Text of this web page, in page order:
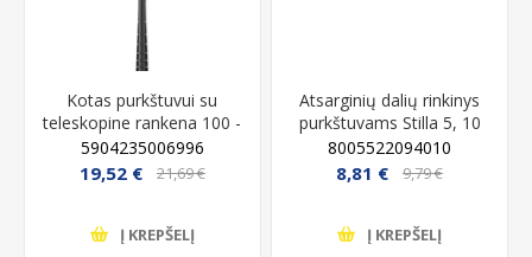
Kotas purkštuvui su
teleskopine rankena 100 -
150 cm
5904235006996
19,52 € 21,69 €
Į KREPŠELĮ
Atsarginių dalių rinkinys
purkštuvams Stilla 5, 10
4503C
8005522094010
8,81 € 9,79 €
Į KREPŠELĮ